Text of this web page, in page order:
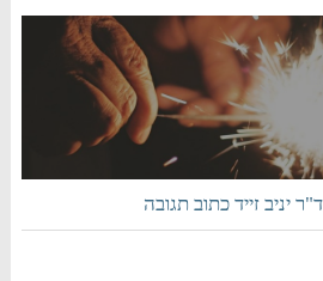
ד"ר יניב זייד כתוב תגובה